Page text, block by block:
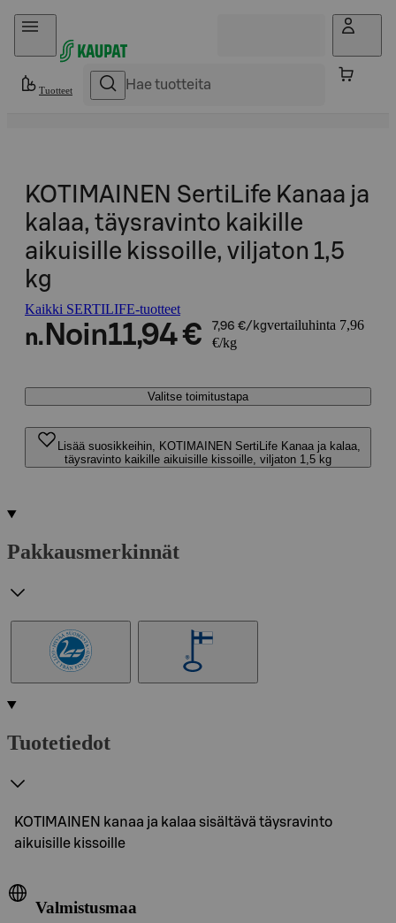
Hyppää sisältöön
Tuotteet
KOTIMAINEN SertiLife Kanaa ja
kalaa, täysravinto kaikille
aikuisille kissoille, viljaton 1,5
kg
Kaikki SERTILIFE-tuotteet
n. Noin11,94 € 7,96 €/kgvertailuhinta 7,96
€/kg
Valitse toimitustapa
Lisää suosikkeihin, KOTIMAINEN SertiLife Kanaa ja kalaa,
täysravinto kaikille aikuisille kissoille, viljaton 1,5 kg
Pakkausmerkinnät
Tuotetiedot
KOTIMAINEN kanaa ja kalaa sisältävä täysravinto
aikuisille kissoille
Valmistusmaa